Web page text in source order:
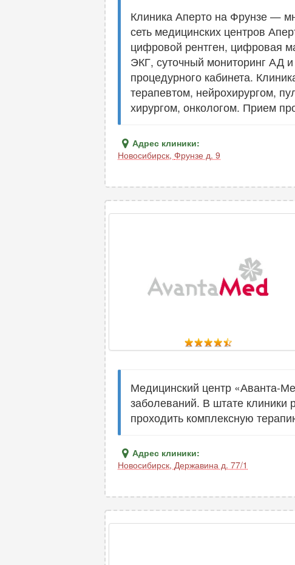
Клиника Аперто на Фрунзе —
сеть медицинских центров
цифровой рентген, цифровая
ЭКГ, суточный мониторинг АД
процедурного кабинета.
терапевтом, нейрохирургом,
хирургом, онкологом. Прием
Адрес клиники:
Новосибирск, Фрунзе д. 9
Медицинский центр «Аванта-
заболеваний. В штате клиники
проходить комплексную
Адрес клиники:
Новосибирск, Державина д. 77/1